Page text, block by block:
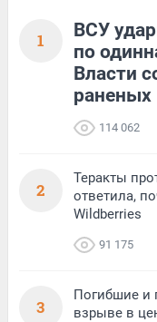
1
ВСУ
по
Власти
раненых
114 062
2
Теракты
ответила,
Wildberries
91 175
3
Погибшие и
взрыве в